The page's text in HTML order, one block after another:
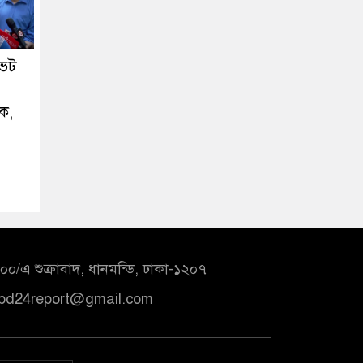
এ শুক্রাবাদ, ধানমন্ডি, ঢাকা-১২০৭